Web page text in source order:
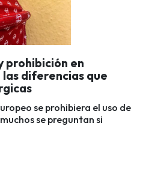
prohibición en
diferencias que
se prohibiera el uso de
se preguntan si